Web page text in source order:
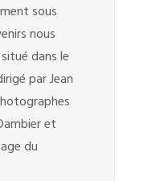
sous
nous
dans le
par Jean
et
du